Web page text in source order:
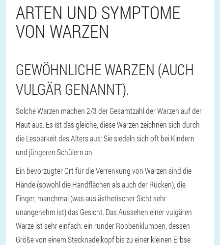
ARTEN UND SYMPTOME
VON WARZEN
GEWÖHNLICHE WARZEN (AUCH
VULGÄR GENANNT).
Solche Warzen machen 2/3 der Gesamtzahl der Warzen auf der
Haut aus. Es ist das gleiche, diese Warzen zeichnen sich durch
die Lesbarkeit des Alters aus: Sie siedeln sich oft bei Kindern
und jüngeren Schülern an.
Ein bevorzugter Ort für die Verrenkung von Warzen sind die
Hände (sowohl die Handflächen als auch der Rücken), die
Finger, manchmal (was aus ästhetischer Sicht sehr
unangenehm ist) das Gesicht. Das Aussehen einer vulgären
Warze ist sehr einfach: ein runder Robbenklumpen, dessen
Größe von einem Stecknadelkopf bis zu einer kleinen Erbse